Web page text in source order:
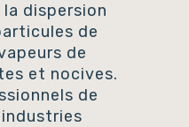
dispersion
de
de
et nocives.
de